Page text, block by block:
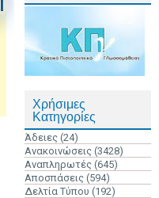
Χρήσιμες
Κατηγορίες
Άδειες (24)
Ανακοινώσεις (3428)
Αναπληρωτές (645)
Αποσπάσεις (594)
Δελτία Τύπου (192)